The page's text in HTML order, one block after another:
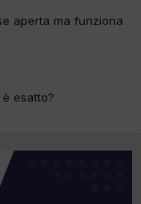
aperta ma funziona
esatto?